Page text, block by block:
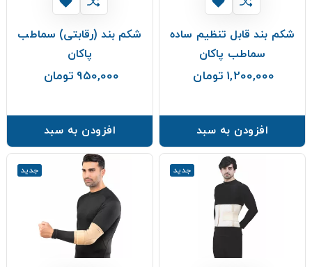
شکم بند قابل تنظیم ساده
سماطب پاکان
1,200,000 تومان
افزودن به سبد
شکم بند (رقابتی) سماطب
پاکان
950,000 تومان
افزودن به سبد
جدید جدید